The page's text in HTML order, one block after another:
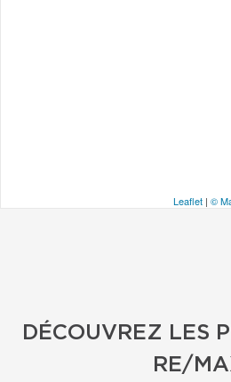
Leaflet | ©
DÉCOUVREZ LES
RE/